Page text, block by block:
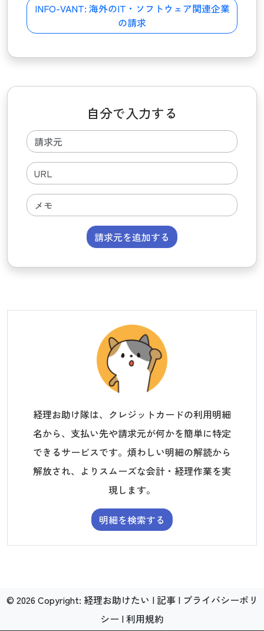
INFO-VANT: 海外のIT・ソフトウェア関連企業
の請求
自分で入力する
請求元を追加する
経理お助け隊は、クレジットカードの利用明細
名から、支払い先や請求元が何かを簡単に特定
できるサービスです。煩わしい明細の解読から
解放され、よりスムーズな会計・経理作業を実
現します。
明細を検索する
© 2026 Copyright: 経理お助けたい |記事| プライバシーポリ
シー |利用規約